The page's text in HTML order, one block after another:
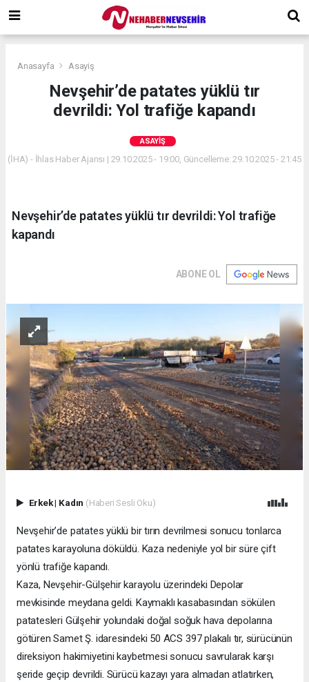
Anasayfa Asayiş
Nevşehir’de patates yüklü tır
devrildi: Yol trafiğe kapandı
ASAYIŞ
(İHA) - İhlas Haber Ajansı | 29.10.2025 - 19:00, Güncelleme: 29.10.2025 - 21:45
Nevşehir’de patates yüklü tır devrildi: Yol trafiğe
kapandı
ABONE OL
Erkek| Kadın (Haberi Sesli Oku)
Nevşehir’de patates yüklü bir tırın devrilmesi sonucu tonlarca
patates karayoluna döküldü. Kaza nedeniyle yol bir süre çift
yönlü trafiğe kapandı.
Kaza, Nevşehir-Gülşehir karayolu üzerindeki Depolar
mevkisinde meydana geldi. Kaymaklı kasabasından sökülen
patatesleri Gülşehir yolundaki doğal soğuk hava depolarına
götüren Samet Ş. idaresindeki 50 ACS 397 plakalı tır, sürücünün
direksiyon hakimiyetini kaybetmesi sonucu savrularak karşı
şeride geçip devrildi. Sürücü kazayı yara almadan atlatırken,